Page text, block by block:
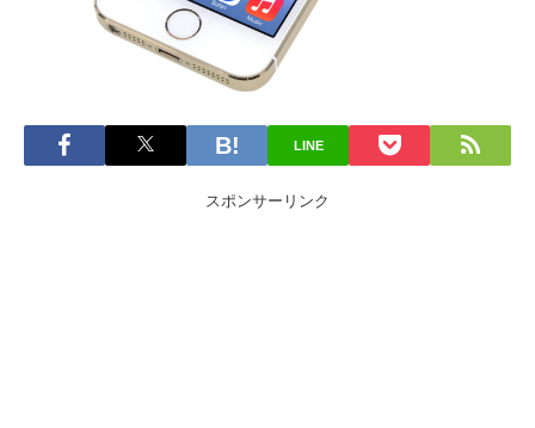
LINE
スポンサーリンク